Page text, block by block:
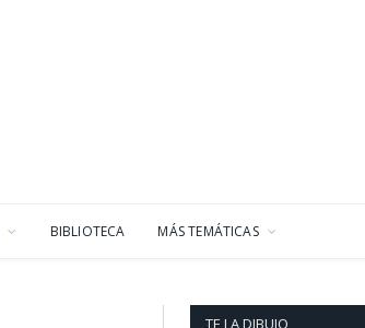
BIBLIOTECA MÁS TEMÁTICAS
TE LA DIBUJO